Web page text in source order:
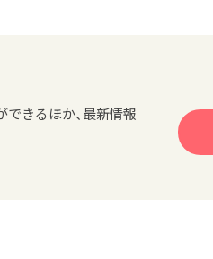
できるほか、最新情報